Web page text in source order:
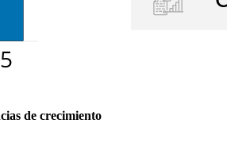
de crecimiento